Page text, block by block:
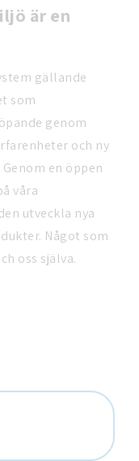
är en
gällande
som
genom
och ny
en öppen
våra
utveckla nya
Något som
oss själva.